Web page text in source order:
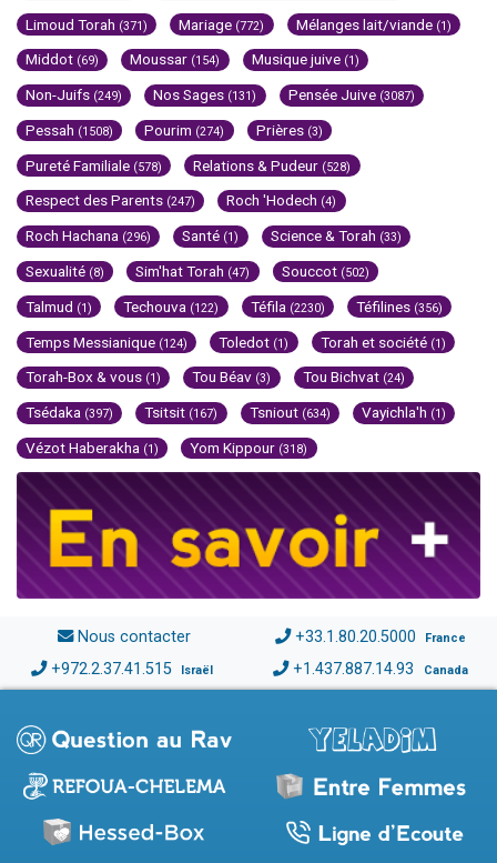
Limoud Torah (371) Mariage (772) Mélanges lait/viande (1)
Middot (69) Moussar (154) Musique juive (1)
Non-Juifs (249) Nos Sages (131) Pensée Juive (3087)
Pessah (1508) Pourim (274) Prières (3)
Pureté Familiale (578) Relations & Pudeur (528)
Respect des Parents (247) Roch 'Hodech (4)
Roch Hachana (296) Santé (1) Science & Torah (33)
Sexualité (8) Sim'hat Torah (47) Souccot (502)
Talmud (1) Techouva (122) Téfila (2230) Téfilines (356)
Temps Messianique (124) Toledot (1) Torah et société (1)
Torah-Box & vous (1) Tou Béav (3) Tou Bichvat (24)
Tsédaka (397) Tsitsit (167) Tsniout (634) Vayichla'h (1)
Vézot Haberakha (1) Yom Kippour (318)
Nous contacter +33.1.80.20.5000 France
+972.2.37.41.515 Israël +1.437.887.14.93 Canada